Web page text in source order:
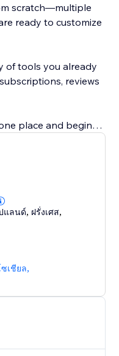
scratch—multiple
ready to customize
of tools you already
reviews
place and begin
history,
Checkout,
Orders with
can use this data
reporting.
includes email, live
แลนด์, ฝรั่งเศส,
เชียล,